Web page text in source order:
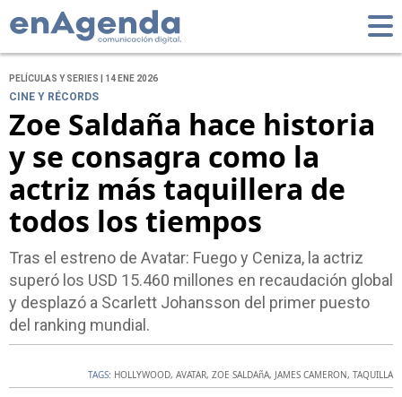
PELÍCULAS Y SERIES | 14 ENE 2026
CINE Y RÉCORDS
Zoe Saldaña hace historia
y se consagra como la
actriz más taquillera de
todos los tiempos
Tras el estreno de Avatar: Fuego y Ceniza, la actriz
superó los USD 15.460 millones en recaudación global
y desplazó a Scarlett Johansson del primer puesto
del ranking mundial.
TAGS: HOLLYWOOD, AVATAR, ZOE SALDAñA, JAMES CAMERON, TAQUILLA